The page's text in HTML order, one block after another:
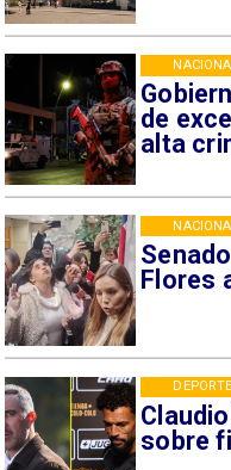
de
alta
Flores
sobre